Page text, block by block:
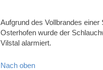
Aufgrund des Vollbrandes
Osterhofen wurde der
Vilstal alarmiert.
Nach oben